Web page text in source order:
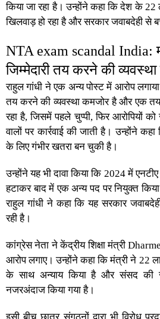
किया जा रहा है। उन्होंने कहा कि देश के
खिलवाड़ हो रहा है और सरकार जवाबदेही से
NTA exam scandal India:
जिम्मेदारी तय करने की
राहुल गांधी ने एक अन्य पोस्ट में आरोप लगाया
तय करने की व्यवस्था कमजोर है और एक
रहा है, जिसमें पहले चुप्पी, फिर आरोपियों
वालों पर कार्रवाई की जाती है। उन्होंने कहा
के लिए गंभीर खतरा बन चुकी है।
उन्होंने यह भी दावा किया कि 2024 में
हटाकर बाद में एक अन्य पद पर नियुक्त
राहुल गांधी ने कहा कि यह सरकार
रही है।
कांग्रेस नेता ने केंद्रीय शिक्षा मंत्री
आरोप लगाए। उन्होंने कहा कि मंत्री ने 22
के साथ अन्याय किया है और संसद की
नजरअंदाज किया गया है।